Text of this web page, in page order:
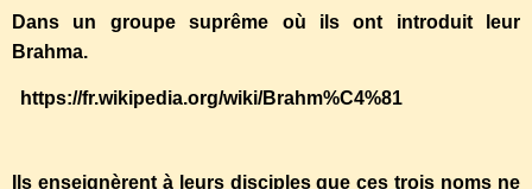
Dans un groupe suprême où ils ont introduit leur
Brahma.
https://fr.wikipedia.org/wiki/Brahm%C4%81
Ils enseignèrent à leurs disciples que ces trois noms ne